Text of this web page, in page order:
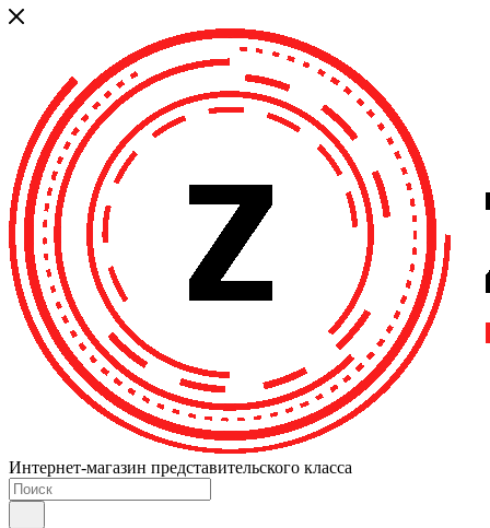
Интернет-магазин представительского класса